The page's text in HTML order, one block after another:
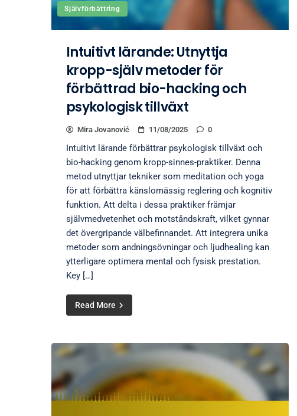
Självförbättring
Intuitivt lärande: Utnyttja
kropp-själv metoder för
förbättrad bio-hacking och
psykologisk tillväxt
Mira Jovanović 11/08/2025 0
Intuitivt lärande förbättrar psykologisk tillväxt och
bio-hacking genom kropp-sinnes-praktiker. Denna
metod utnyttjar tekniker som meditation och yoga
för att förbättra känslomässig reglering och kognitiv
funktion. Att delta i dessa praktiker främjar
självmedvetenhet och motståndskraft, vilket gynnar
det övergripande välbefinnandet. Att integrera unika
metoder som andningsövningar och ljudhealing kan
ytterligare optimera mental och fysisk prestation.
Key […]
Read More